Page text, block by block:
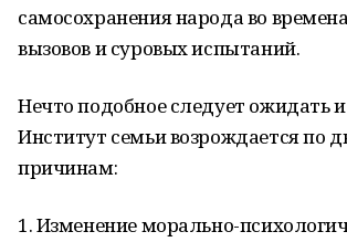
самосохранения народа во
вызовов и суровых испытаний.
Нечто подобное следует ожидать и
Институт семьи возрождается по
причинам:
1. Изменение морально-